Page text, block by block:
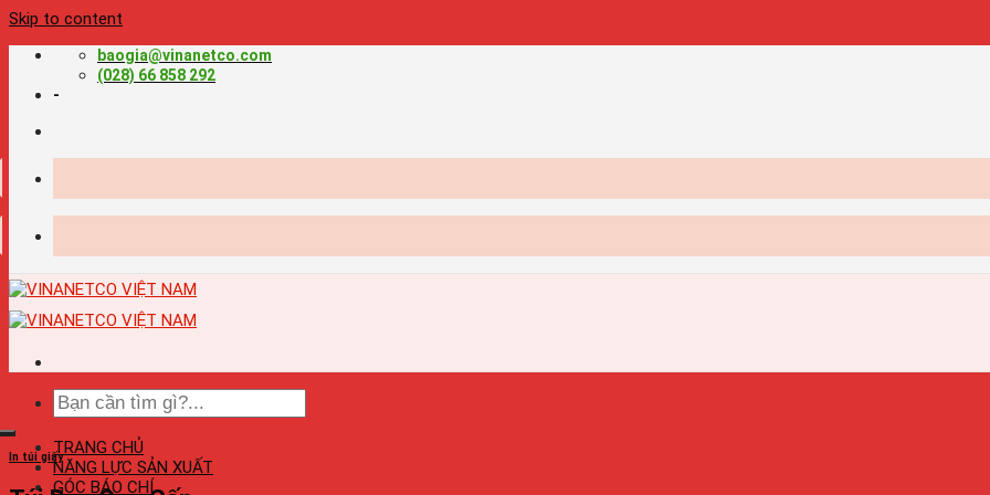
Skip to content
baogia@vinanetco.com
(028) 66 858 292
-
TRANG CHỦ
NĂNG LỰC SẢN XUẤT
GÓC BÁO CHÍ
In túi giấy